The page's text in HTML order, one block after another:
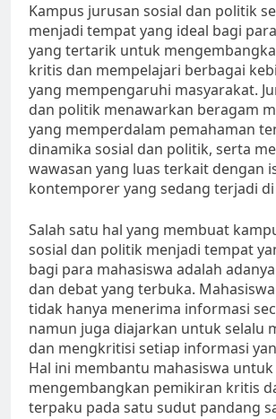
Kampus jurusan sosial dan politik
menjadi tempat yang ideal bagi
yang tertarik untuk
kritis dan mempelajari berbagai
yang mempengaruhi masyarakat.
dan politik menawarkan beragam
yang memperdalam pemahaman
dinamika sosial dan politik, serta
wawasan yang luas terkait dengan
kontemporer yang sedang terjadi
Salah satu hal yang membuat
sosial dan politik menjadi tempat
bagi para mahasiswa adalah
dan debat yang terbuka.
tidak hanya menerima informasi
namun juga diajarkan untuk selalu
dan mengkritisi setiap informasi
Hal ini membantu mahasiswa untuk
mengembangkan pemikiran kritis
terpaku pada satu sudut pandang